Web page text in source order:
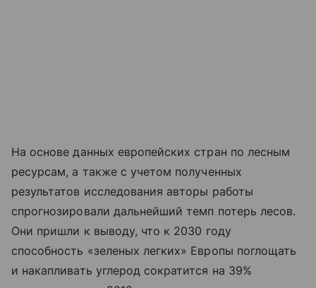
На основе данных европейских стран по лесным
ресурсам, а также с учетом полученных
результатов исследования авторы работы
спрогнозировали дальнейший темп потерь лесов.
Они пришли к выводу, что к 2030 году
способность «зеленых легких» Европы поглощать
и накапливать углерод сократится на 39%